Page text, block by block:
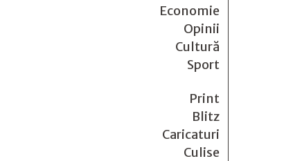
Economie
Opinii
Cultură
Sport
Print
Blitz
Caricaturi
Culise